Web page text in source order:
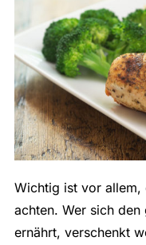
Wichtig ist vor allem,
achten. Wer sich
ernährt, verschenkt